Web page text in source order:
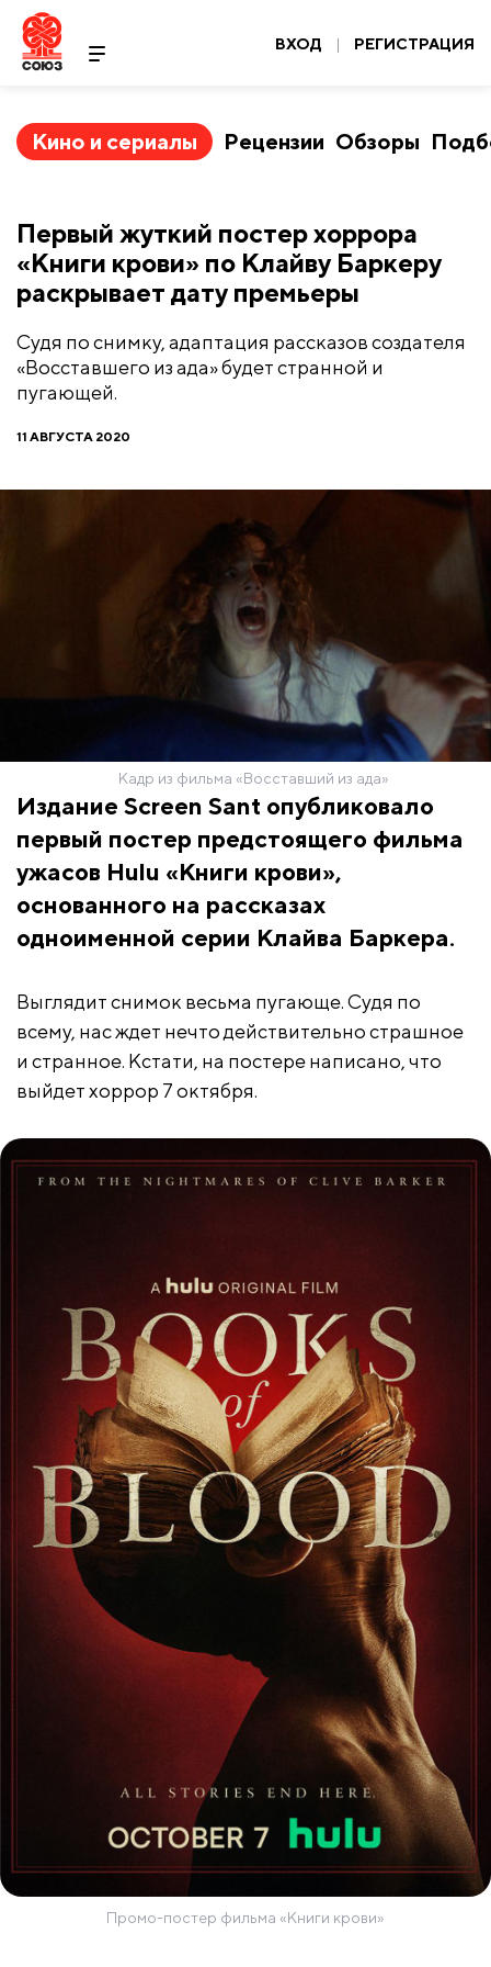
ВХОД | РЕГИСТРАЦИЯ
Кино и сериалы Рецензии Обзоры
Первый жуткий постер хоррора
«Книги крови» по Клайву Баркеру
раскрывает дату премьеры
Судя по снимку, адаптация рассказов создателя
«Восставшего из ада» будет странной и
пугающей.
11 АВГУСТА 2020
Кадр из фильма «Восставший из ада»
Издание Screen Sant опубликовало
первый постер предстоящего фильма
ужасов Hulu «Книги крови»,
основанного на рассказах
одноименной серии Клайва Баркера.
Выглядит снимок весьма пугающе. Судя по
всему, нас ждет нечто действительно страшное
и странное. Кстати, на постере написано, что
выйдет хоррор 7 октября.
Промо-постер фильма «Книги крови»